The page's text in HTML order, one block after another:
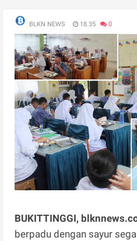
BLKN NEWS 18.35 0
BUKITTINGGI,
berpadu dengan sayur